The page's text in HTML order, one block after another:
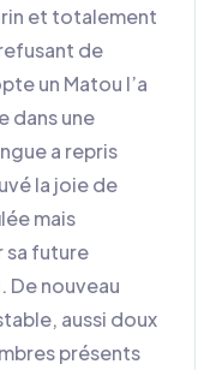
et totalement
de
un Matou l’a
dans une
a repris
la joie de
mais
sa future
De nouveau
aussi doux
présents